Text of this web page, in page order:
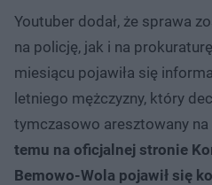
Youtuber dodał, że sprawa
na policję, jak i na
miesiącu pojawiła się
letniego mężczyzny, który
tymczasowo aresztowany na
temu na oficjalnej stronie
Bemowo-Wola pojawił się